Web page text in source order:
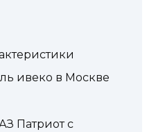
ивеко в Москве
Патриот с